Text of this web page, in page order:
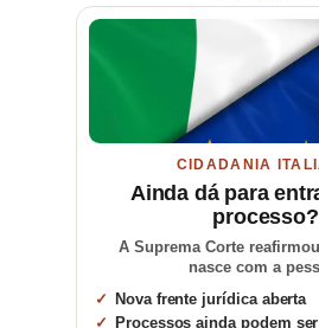
CIDADANIA
Ainda dá para
processo?
A Suprema Corte
nasce com a
Nova frente jurídica aberta
Processos ainda podem